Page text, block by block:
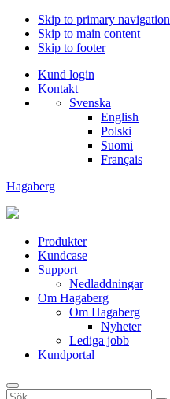
Skip to primary navigation
Skip to main content
Skip to footer
Kund login
Kontakt
Svenska
English
Polski
Suomi
Français
Hagaberg
Produkter
Kundcase
Support
Nedladdningar
Om Hagaberg
Om Hagaberg
Nyheter
Lediga jobb
Kundportal